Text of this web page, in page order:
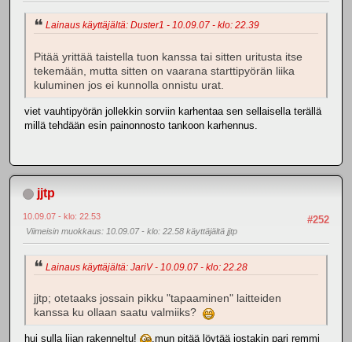
Lainaus käyttäjältä: Duster1 - 10.09.07 - klo: 22.39
Pitää yrittää taistella tuon kanssa tai sitten uritusta itse
tekemään, mutta sitten on vaarana starttipyörän liika
kuluminen jos ei kunnolla onnistu urat.
viet vauhtipyörän jollekkin sorviin karhentaa sen sellaisella terällä
millä tehdään esin painonnosto tankoon karhennus.
jjtp
#252
10.09.07 - klo: 22.53
Viimeisin muokkaus: 10.09.07 - klo: 22.58 käyttäjältä jjtp
Lainaus käyttäjältä: JariV - 10.09.07 - klo: 22.28
jjtp; otetaaks jossain pikku "tapaaminen" laitteiden
kanssa ku ollaan saatu valmiiks?
hui sulla liian rakenneltu!
,mun pitää löytää jostakin pari remmi